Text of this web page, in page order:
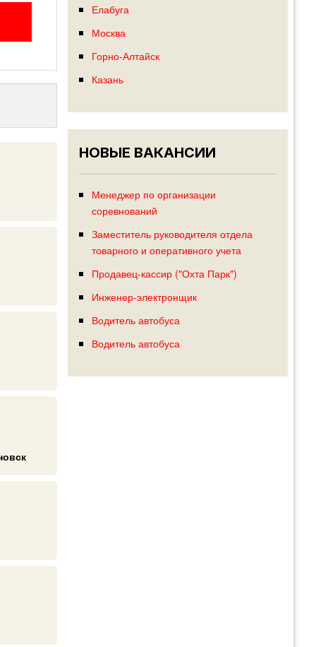
Елабуга
Москва
Горно-Алтайск
Казань
НОВЫЕ ВАКАНСИИ
Менеджер по организации
соревнований
Заместитель руководителя отдела
товарного и оперативного учета
Продавец-кассир ("Охта Парк")
Инженер-электронщик
Водитель автобуса
Водитель автобуса